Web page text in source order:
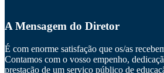
A Mensagem do Diretor
É com enorme satisfação que os/as
Contamos com o vosso empenho,
prestação de um serviço público de